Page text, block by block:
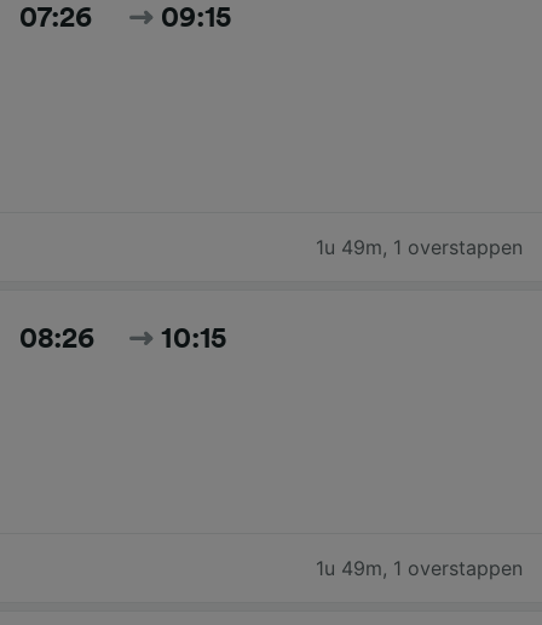
07:26 09:15
1u 49m, 1 overstappen
08:26 10:15
1u 49m, 1 overstappen